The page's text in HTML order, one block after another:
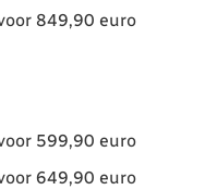
849,90 euro
599,90 euro
649,90 euro